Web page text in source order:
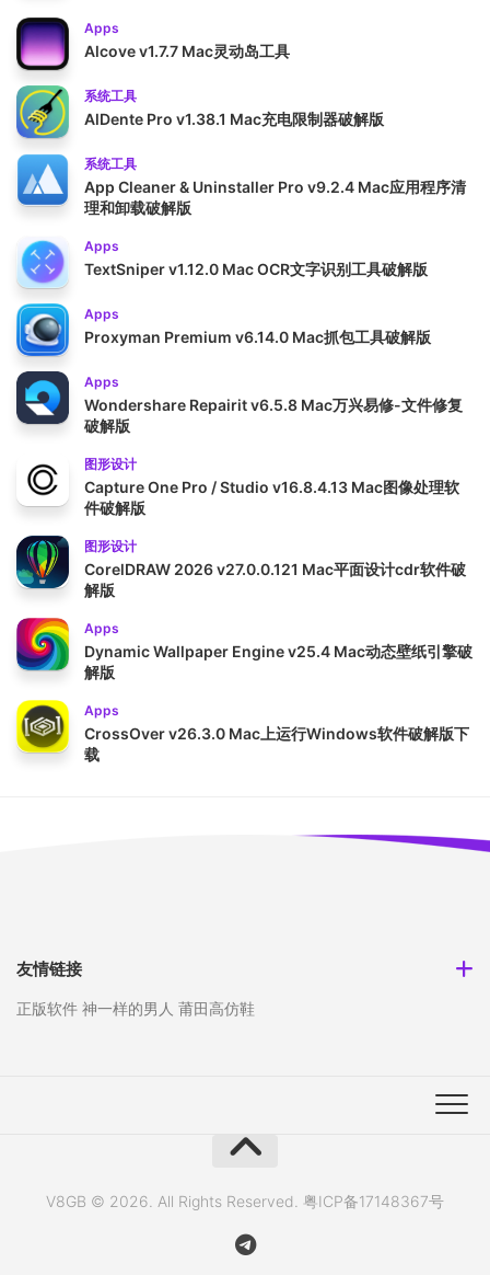
Apps
Alcove v1.7.7 Mac灵动岛工具
系统工具
AlDente Pro v1.38.1 Mac充电限制器破解版
系统工具
App Cleaner & Uninstaller Pro v9.2.4 Mac应用程序清
理和卸载破解版
Apps
TextSniper v1.12.0 Mac OCR文字识别工具破解版
Apps
Proxyman Premium v6.14.0 Mac抓包工具破解版
Apps
Wondershare Repairit v6.5.8 Mac万兴易修-文件修复
破解版
图形设计
Capture One Pro / Studio v16.8.4.13 Mac图像处理软
件破解版
图形设计
CorelDRAW 2026 v27.0.0.121 Mac平面设计cdr软件破
解版
Apps
Dynamic Wallpaper Engine v25.4 Mac动态壁纸引擎破
解版
Apps
CrossOver v26.3.0 Mac上运行Windows软件破解版下
载
友情链接
正版软件 神一样的男人 莆田高仿鞋
V8GB © 2026. All Rights Reserved. 粤ICP备17148367号